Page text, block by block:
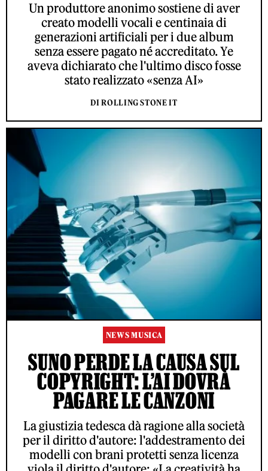
Un produttore anonimo sostiene di aver
creato modelli vocali e centinaia di
generazioni artificiali per i due album
senza essere pagato né accreditato. Ye
aveva dichiarato che l'ultimo disco fosse
stato realizzato «senza AI»
DI ROLLING STONE IT
NEWS MUSICA
SUNO PERDE LA CAUSA SUL
COPYRIGHT: L’AI DOVRÀ
PAGARE LE CANZONI
La giustizia tedesca dà ragione alla società
per il diritto d'autore: l'addestramento dei
modelli con brani protetti senza licenza